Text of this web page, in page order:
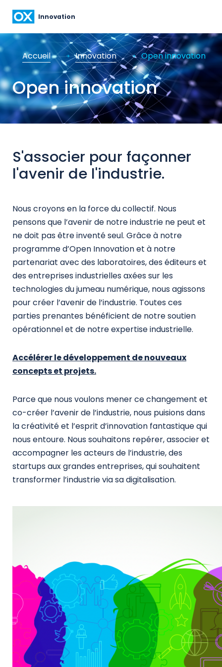
Innovation
Accueil Innovation Open innovation
Open innovation
S'associer pour façonner
l'avenir de l'industrie.
Nous croyons en la force du collectif. Nous
pensons que l’avenir de notre industrie ne peut et
ne doit pas être inventé seul. Grâce à notre
programme d’Open Innovation et à notre
partenariat avec des laboratoires, des éditeurs et
des entreprises industrielles axées sur les
technologies du jumeau numérique, nous agissons
pour créer l’avenir de l’industrie. Toutes ces
parties prenantes bénéficient de notre soutien
opérationnel et de notre expertise industrielle.
Accélérer le développement de nouveaux
concepts et projets.
Parce que nous voulons mener ce changement et
co-créer l’avenir de l’industrie, nous puisions dans
la créativité et l’esprit d’innovation fantastique qui
nous entoure. Nous souhaitons repérer, associer et
accompagner les acteurs de l’industrie, des
startups aux grandes entreprises, qui souhaitent
transformer l’industrie via sa digitalisation.